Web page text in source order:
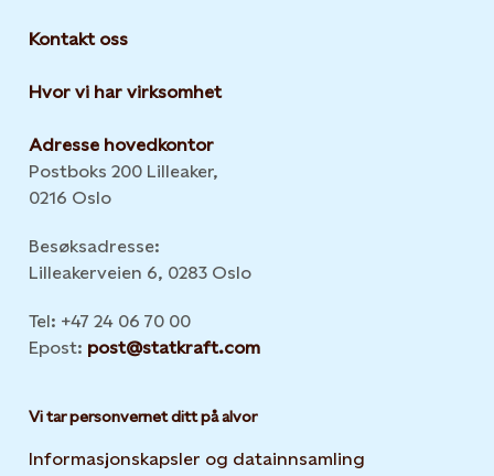
Kontakt oss
Hvor vi har virksomhet
Adresse hovedkontor
Postboks 200 Lilleaker,
0216 Oslo
Besøksadresse:
Lilleakerveien 6, 0283 Oslo
Tel: +47 24 06 70 00
Epost: post@statkraft.com
Vi tar personvernet ditt på alvor
Informasjonskapsler og datainnsamling